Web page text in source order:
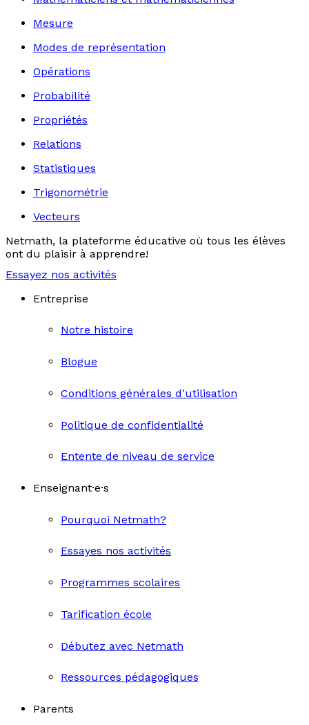
Mesure
Modes de représentation
Opérations
Probabilité
Propriétés
Relations
Statistiques
Trigonométrie
Vecteurs
Netmath, la plateforme éducative où tous les élèves
ont du plaisir à apprendre!
Essayez nos activités
Entreprise
Notre histoire
Blogue
Conditions générales d'utilisation
Politique de confidentialité
Entente de niveau de service
Enseignant·e·s
Pourquoi Netmath?
Essayes nos activités
Programmes scolaires
Tarification école
Débutez avec Netmath
Ressources pédagogiques
Parents